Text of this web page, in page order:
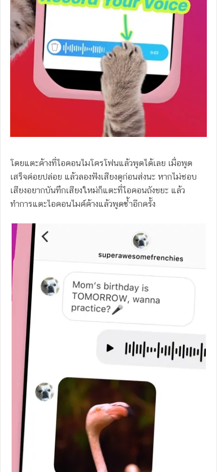
โดยแตะค้างที่ไอคอนไมโครโฟนแล้วพูดได้เลย เมื่อพูด
เสร็จค่อยปล่อย แล้วลองฟังเสียงดูก่อนส่งนะ หากไม่ชอบ
เสียงอยากบันทึกเสียงใหม่ก็แตะที่ไอคอนถังขยะ แล้ว
ทำการแตะไอคอนไมค์ค้างแล้วพูดซ้ำอีกครั้ง